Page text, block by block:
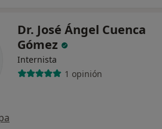
Dr. José Ángel Cuenca
Gómez
Internista
1 opinión